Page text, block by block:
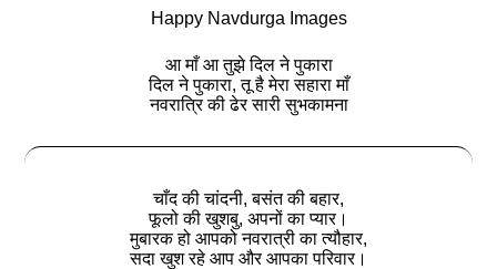
Happy Navdurga Images
आ माँ आ तुझे दिल ने पुकारा
दिल ने पुकारा, तू है मेरा सहारा माँ
नवरात्रि की ढेर सारी सुभकामना
चाँद की चांदनी, बसंत की बहार,
फूलो की खुशबु, अपनों का प्यार।
मुबारक हो आपको नवरात्री का त्यौहार,
सदा खुश रहे आप और आपका परिवार।